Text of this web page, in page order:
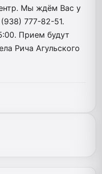
Мы ждём Вас у
777-82-51.
Прием будут
Рича Агульского